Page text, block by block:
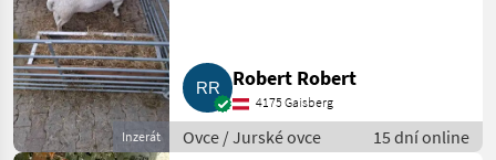
Inzerát
Robert Robert
4175 Gaisberg
Ovce / Jurské ovce 15 dní online